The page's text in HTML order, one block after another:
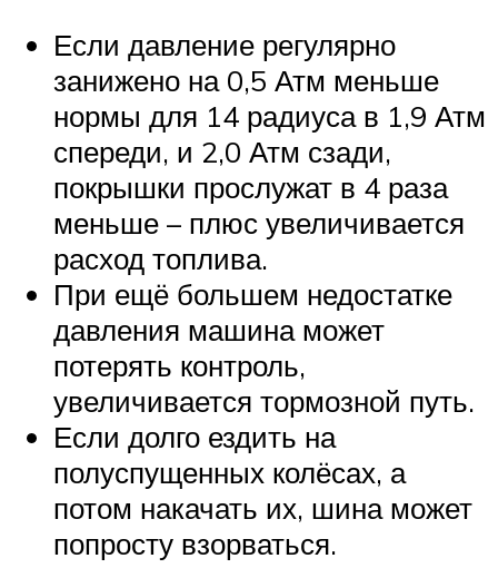
Если давление регулярно
занижено на 0,5 Атм меньше
нормы для 14 радиуса в 1,9 Атм
спереди, и 2,0 Атм сзади,
покрышки прослужат в 4 раза
меньше – плюс увеличивается
расход топлива.
При ещё большем недостатке
давления машина может
потерять контроль,
увеличивается тормозной путь.
Если долго ездить на
полуспущенных колёсах, а
потом накачать их, шина может
попросту взорваться.